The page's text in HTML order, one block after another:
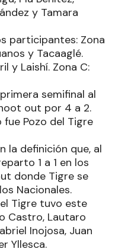
y Tamara
participantes: Zona
y Tacaaglé.
y Laishí. Zona C:
semifinal al
out por 4 a 2.
fue Pozo del Tigre
la definición que, al
1 a 1 en los
donde Tigre se
Nacionales.
Tigre tuvo este
Castro, Lautaro
Inojosa, Juan
Yllesca.